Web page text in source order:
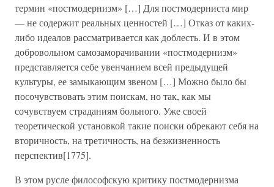
термин «постмодернизм» […] Для постмодерниста мир
— не содержит реальных ценностей […] Отказ от каких-
либо идеалов рассматривается как доблесть. И в этом
добровольном самозаморачивании «постмодернизм»
представляется себе увенчанием всей предыдущей
культуры, ее замыкающим звеном […] Можно было бы
посочувствовать этим поискам, но так, как мы
сочувствуем страданиям больного. Уже своей
теоретической установкой такие поиски обрекают себя на
вторичность, на третичность, на безжизненность
перспектив[1775].
В этом русле философскую критику постмодернизма